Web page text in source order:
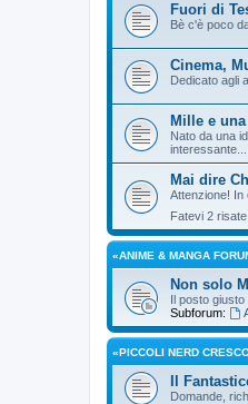
Fuori di
Bè c'è poco
Cinema,
Dedicato agli
Mille e
Nato da una
interessante...
Mai dire
Attenzione!
Fatevi 2 risate!
«ANIME & MANGA
Non solo
Il posto
Subforum:
«PICCOLI NERD
Il
Domande,